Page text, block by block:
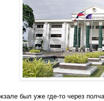
был уже где-то через